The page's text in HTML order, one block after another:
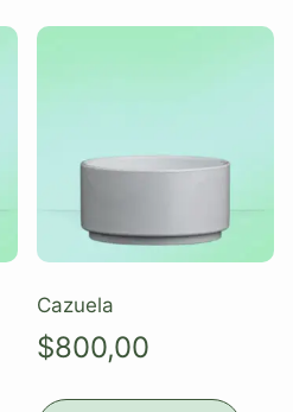
Cazuela
$800,00